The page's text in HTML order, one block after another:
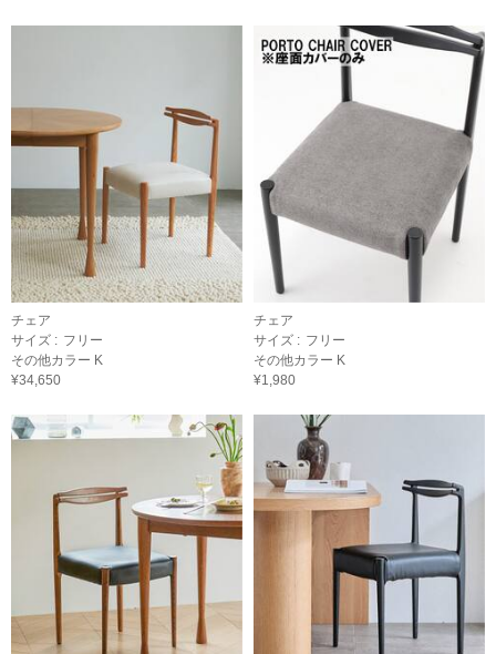
チェア
サイズ : フリー
その他カラー K
¥34,650
チェア
サイズ : フリー
その他カラー K
¥1,980